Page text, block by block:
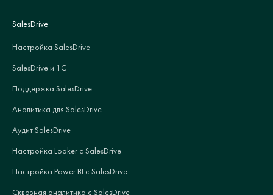
SalesDrive
Настройка SalesDrive
SalesDrive и 1С
Поддержка SalesDrive
Аналитика для SalesDrive
Аудит SalesDrive
Настройка Looker с SalesDrive
Настройка Power BI с SalesDrive
Сквозная аналитика с SalesDrive